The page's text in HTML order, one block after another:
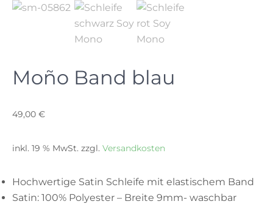
Moño Band blau
49,00 €
inkl. 19 % MwSt. zzgl. Versandkosten
Hochwertige Satin Schleife mit elastischem Band
Satin: 100% Polyester – Breite 9mm- waschbar